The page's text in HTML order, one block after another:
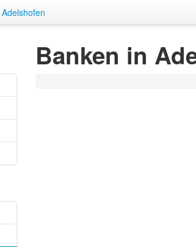
Adelshofen
Banken in